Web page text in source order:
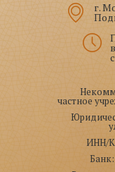
г.
частное
ИНН/